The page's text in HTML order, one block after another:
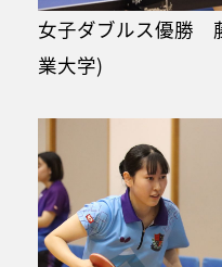
女子ダブルス優勝
業大学)